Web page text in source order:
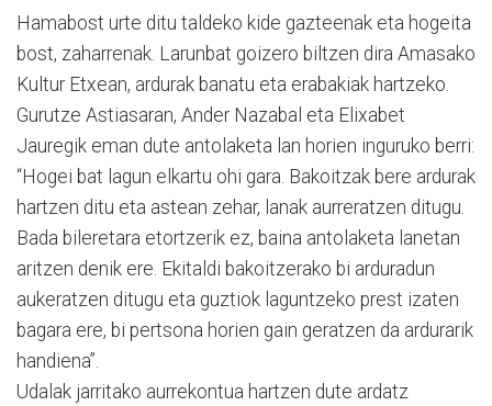
Hamabost urte ditu taldeko kide gazteenak eta hogeita
bost, zaharrenak. Larunbat goizero biltzen dira Amasako
Kultur Etxean, ardurak banatu eta erabakiak hartzeko.
Gurutze Astiasaran, Ander Nazabal eta Elixabet
Jauregik eman dute antolaketa lan horien inguruko berri:
“Hogei bat lagun elkartu ohi gara. Bakoitzak bere ardurak
hartzen ditu eta astean zehar, lanak aurreratzen ditugu.
Bada bileretara etortzerik ez, baina antolaketa lanetan
aritzen denik ere. Ekitaldi bakoitzerako bi arduradun
aukeratzen ditugu eta guztiok laguntzeko prest izaten
bagara ere, bi pertsona horien gain geratzen da ardurarik
handiena”.
Udalak jarritako aurrekontua hartzen dute ardatz